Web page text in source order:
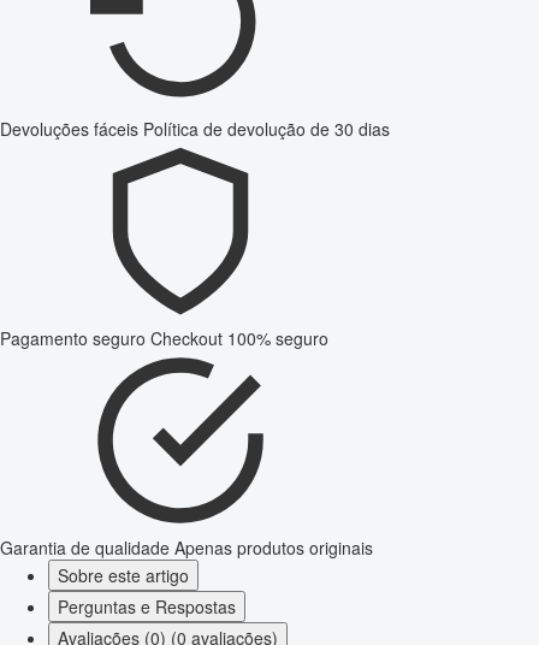
Devoluções fáceis Política de devolução de 30 dias
Pagamento seguro Checkout 100% seguro
Garantia de qualidade Apenas produtos originais
Sobre este artigo
Perguntas e Respostas
Avaliações (0) (0 avaliações)